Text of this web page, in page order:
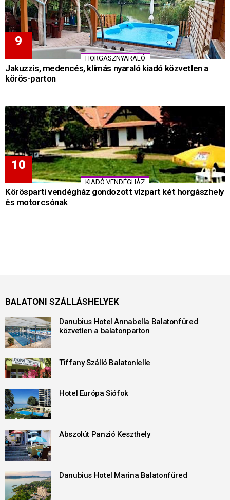
HORGÁSZNYARALÓ
Jakuzzis, medencés, klímás nyaraló kiadó közvetlen a
körös-parton
KIADÓ VENDÉGHÁZ
Körösparti vendégház gondozott vízpart két horgászhely
és motorcsónak
BALATONI SZÁLLÁSHELYEK
Danubius Hotel Annabella Balatonfüred
közvetlen a balatonparton
Tiffany Szálló Balatonlelle
Hotel Európa Siófok
Abszolút Panzió Keszthely
Danubius Hotel Marina Balatonfüred